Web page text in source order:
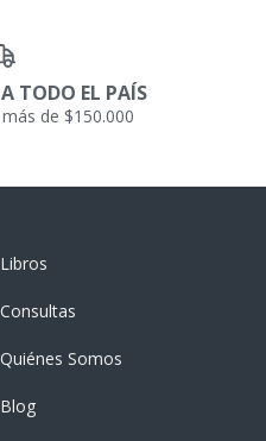
TODO EL PAÍS
de $150.000
Libros
Consultas
Quiénes Somos
Blog